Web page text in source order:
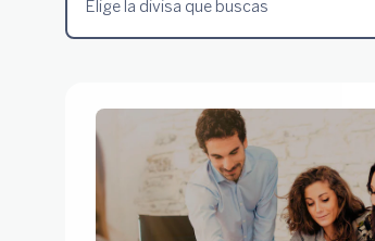
Elige la divisa que buscas